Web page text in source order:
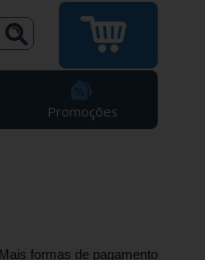
Promoções
Mais formas de pagamento